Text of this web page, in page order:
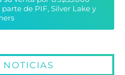
de PIF, Silver Lake y
NOTICIAS